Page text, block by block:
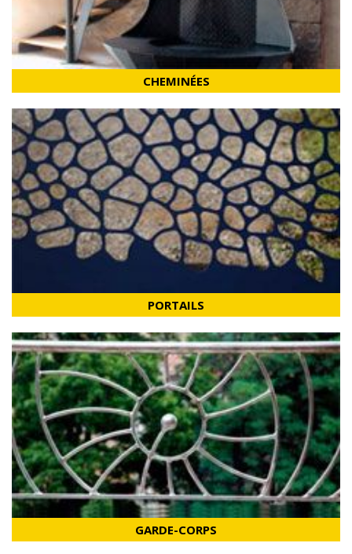
CHEMINÉES
PORTAILS
GARDE-CORPS